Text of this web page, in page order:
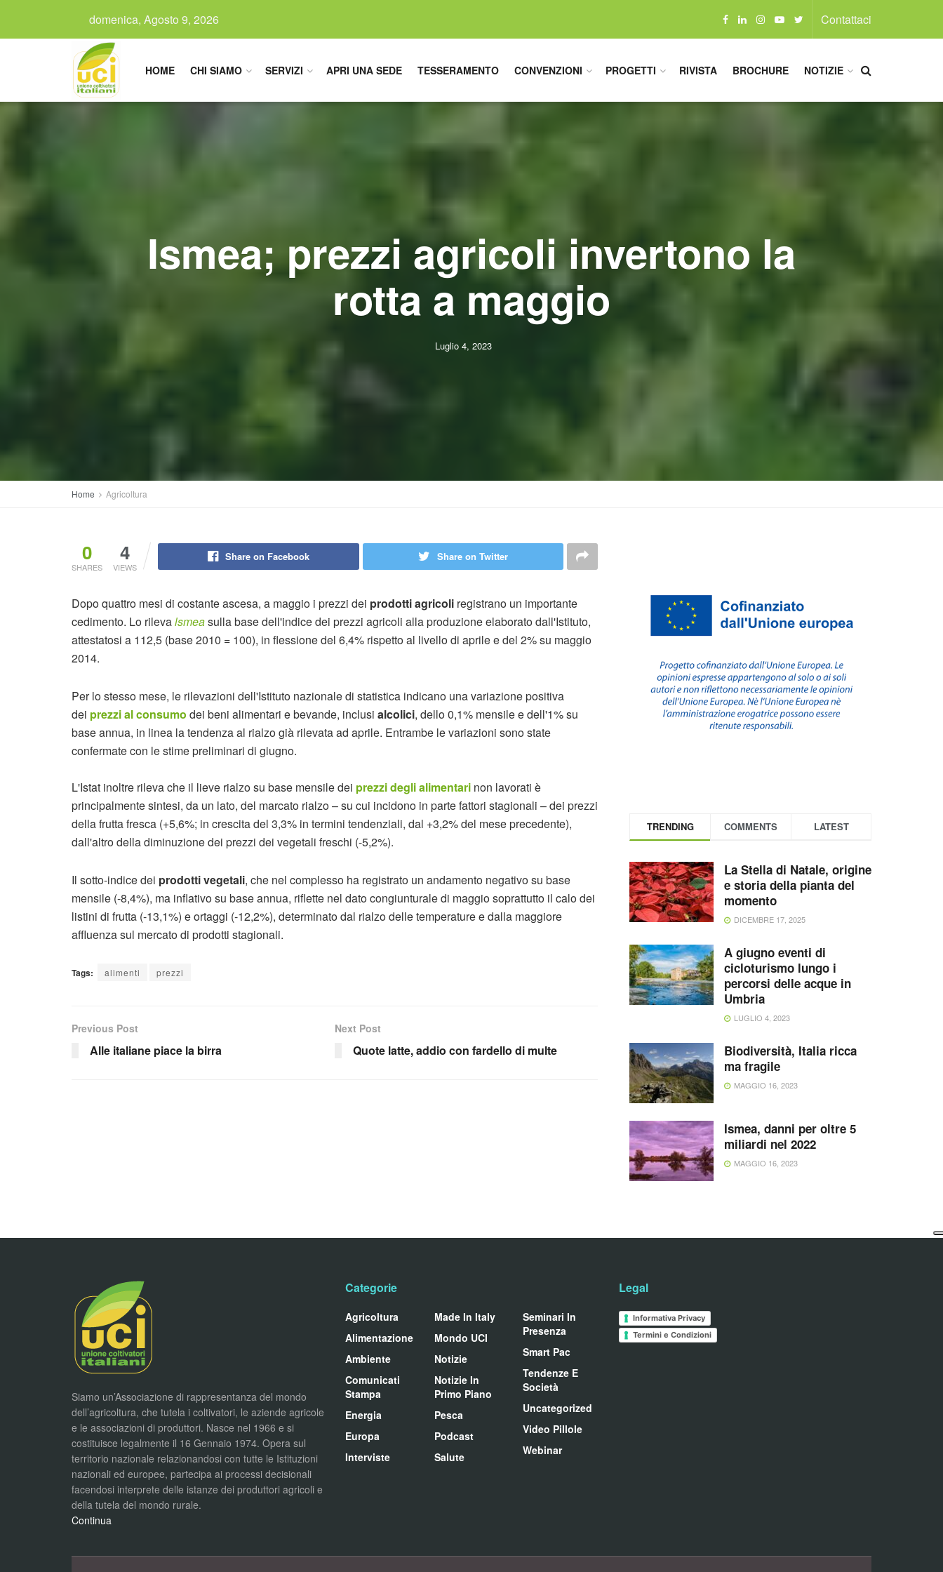
domenica, Agosto 9, 2026 Contattaci
HOME CHI SIAMO SERVIZI APRI UNA SEDE TESSERAMENTO CONVENZIONI PROGETTI RIVISTA BROCHURE NOTIZIE
Ismea; prezzi agricoli invertono la
rotta a maggio
Luglio 4, 2023
Home Agricoltura
0
SHARES
4
VIEWS
Share on Facebook Share on Twitter
Dopo quattro mesi di costante ascesa, a maggio i prezzi dei prodotti agricoli registrano un importante
cedimento. Lo rilevalsmeasulla base dell'indice dei prezzi agricoli alla produzione elaborato dall'Istituto,
attestatosi a 112,5 (base 2010 = 100), in flessione del 6,4% rispetto al livello di aprile e del 2% su maggio
2014.
Per lo stesso mese, le rilevazioni dell'Istituto nazionale di statistica indicano una variazione positiva
dei prezzi al consumo dei beni alimentari e bevande, inclusi alcolici, dello 0,1% mensile e dell'1% su
base annua, in linea la tendenza al rialzo già rilevata ad aprile. Entrambe le variazioni sono state
confermate con le stime preliminari di giugno.
L'Istat inoltre rileva che il lieve rialzo su base mensile dei prezzi degli alimentari non lavorati è
principalmente sintesi, da un lato, del marcato rialzo – su cui incidono in parte fattori stagionali – dei prezzi
della frutta fresca (+5,6%; in crescita del 3,3% in termini tendenziali, dal +3,2% del mese precedente),
dall'altro della diminuzione dei prezzi dei vegetali freschi (-5,2%).
Il sotto-indice dei prodotti vegetali, che nel complesso ha registrato un andamento negativo su base
mensile (-8,4%), ma inflativo su base annua, riflette nel dato congiunturale di maggio soprattutto il calo dei
listini di frutta (-13,1%) e ortaggi (-12,2%), determinato dal rialzo delle temperature e dalla maggiore
affluenza sul mercato di prodotti stagionali.
Tags: alimenti prezzi
Previous Post
Alle italiane piace la birra
Next Post
Quote latte, addio con fardello di multe
TRENDING COMMENTS LATEST
La Stella di Natale, origine
e storia della pianta del
momento
DICEMBRE 17, 2025
A giugno eventi di
cicloturismo lungo i
percorsi delle acque in
Umbria
LUGLIO 4, 2023
Biodiversità, Italia ricca
ma fragile
MAGGIO 16, 2023
Ismea, danni per oltre 5
miliardi nel 2022
MAGGIO 16, 2023
Siamo un’Associazione di rappresentanza del mondo
dell’agricoltura, che tutela i coltivatori, le aziende agricole
e le associazioni di produttori. Nasce nel 1966 e si
costituisce legalmente il 16 Gennaio 1974. Opera sul
territorio nazionale relazionandosi con tutte le Istituzioni
nazionali ed europee, partecipa ai processi decisionali
facendosi interprete delle istanze dei produttori agricoli e
della tutela del mondo rurale.
Continua
Categorie
Agricoltura
Alimentazione
Ambiente
Comunicati
Stampa
Energia
Europa
Interviste
Made In Italy
Mondo UCI
Notizie
Notizie In
Primo Piano
Pesca
Podcast
Salute
Seminari In
Presenza
Smart Pac
Tendenze E
Società
Uncategorized
Video Pillole
Webinar
Legal
Informativa Privacy
Termini e Condizioni